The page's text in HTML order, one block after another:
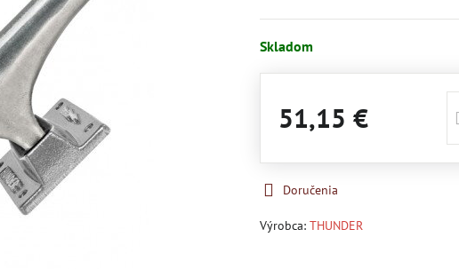
Skladom
51,15 €
Doručenia
Výrobca: THUNDER